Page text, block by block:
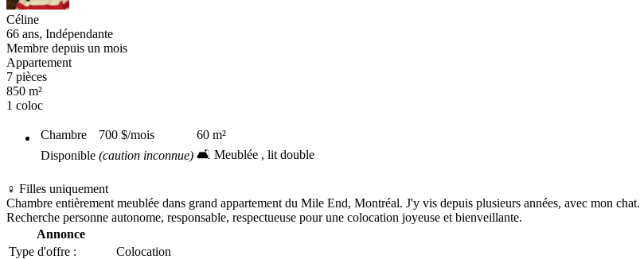
Céline
66 ans, Indépendante
Membre depuis un mois
Appartement
7 pièces
850 m²
1 coloc
Chambre 700 $/mois 60 m²
Disponible (caution inconnue) 🛋️ Meublée , lit double
♀️ Filles uniquement
Chambre entièrement meublée dans grand appartement du Mile End, Montréal. J'y vis depuis plusieurs années, avec mon chat.
Recherche personne autonome, responsable, respectueuse pour une colocation joyeuse et bienveillante.
Annonce
Type d'offre :
Colocation